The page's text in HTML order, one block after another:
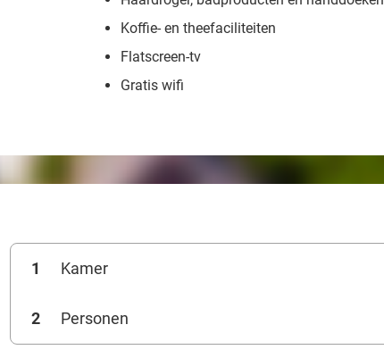
Koffie- en theefaciliteiten
Flatscreen-tv
Gratis wifi
1 Kamer
2 Personen